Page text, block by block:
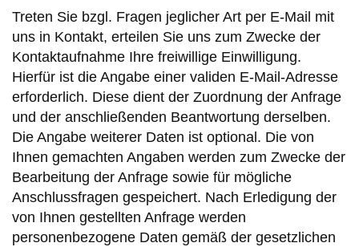
Treten Sie bzgl. Fragen jeglicher Art per E-Mail mit
uns in Kontakt, erteilen Sie uns zum Zwecke der
Kontaktaufnahme Ihre freiwillige Einwilligung.
Hierfür ist die Angabe einer validen E-Mail-Adresse
erforderlich. Diese dient der Zuordnung der Anfrage
und der anschließenden Beantwortung derselben.
Die Angabe weiterer Daten ist optional. Die von
Ihnen gemachten Angaben werden zum Zwecke der
Bearbeitung der Anfrage sowie für mögliche
Anschlussfragen gespeichert. Nach Erledigung der
von Ihnen gestellten Anfrage werden
personenbezogene Daten gemäß der gesetzlichen